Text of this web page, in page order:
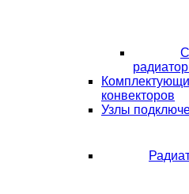
конвекторов
Узлы